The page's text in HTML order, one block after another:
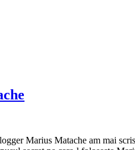
Marius Matache am mai